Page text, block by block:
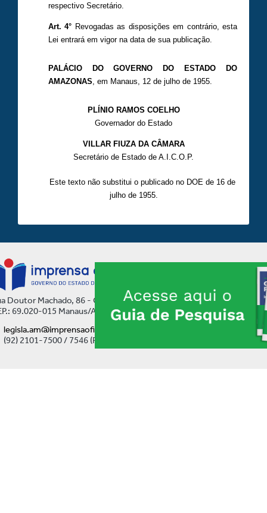
respectivo Secretário.
Art. 4° Revogadas as disposições em contrário, esta
Lei entrará em vigor na data de sua publicação.
PALÁCIO DO GOVERNO DO ESTADO DO
AMAZONAS , em Manaus, 12 de julho de 1955.
PLÍNIO RAMOS COELHO
Governador do Estado
VILLAR FIUZA DA CÂMARA
Secretário de Estado de A.I.C.O.P.
Este texto não substitui o publicado no DOE de 16 de
julho de 1955.
Doutor Machado, 86 - Centro
69.020-015 Manaus/AM
legisla.am@imprensaoficial.am.gov.br
(92) 2101-7500 / 7546 (Ramal)